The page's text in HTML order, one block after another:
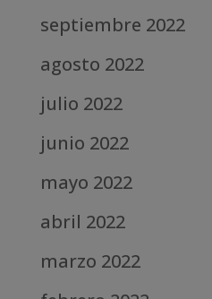
septiembre 2022
agosto 2022
julio 2022
junio 2022
mayo 2022
abril 2022
marzo 2022